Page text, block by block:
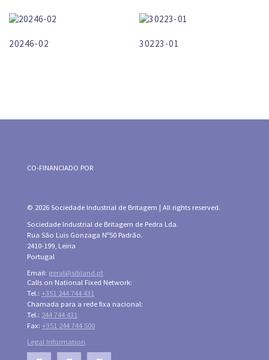
20246-02 30223-01
CO-FINANCIADO POR
© 2026 Sociedade Industrial de Britagem | All rights reserved.
Sociedade Industrial de Britagem de Pedra Lda.
Rua São Luis Gonzaga Nº50 Padrão.
2410-199, Leiria
Portugal
Email: geral@sibland.pt
Calls on National Fixed Network:
Tel.: +351 244 744 431
Chamada para a rede fixa nacional:
Tel.: 244 744 431
Fax: +351 244 744 500
Legal Information